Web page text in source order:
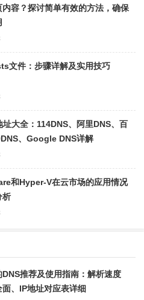
容？探讨简单有效的方法，确保
文件：步骤详解及实用技巧
址大全：114DNS、阿里DNS、百
、Google DNS详解
和Hyper-V在云市场的应用情况
析
DNS推荐及使用指南：解析速度
、IP地址对应表详细